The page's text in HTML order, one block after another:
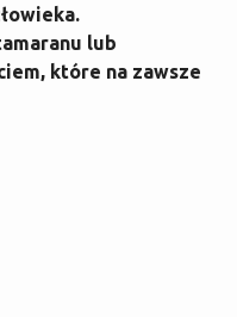
lub
które na zawsze